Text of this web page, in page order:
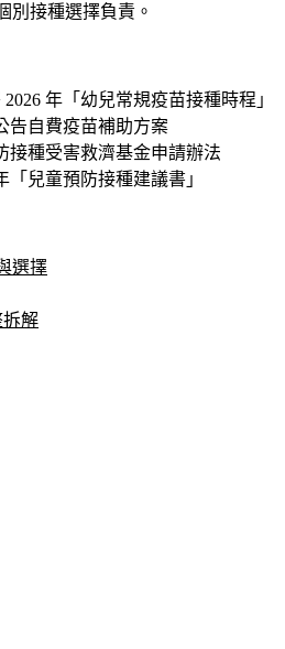
別接種選擇負責。
2026 年「 幼兒常規疫苗接種時程 」
告自費疫苗補助方案
接種受害救濟基金申請辦法
「 兒童預防接種建議書 」
選擇
解